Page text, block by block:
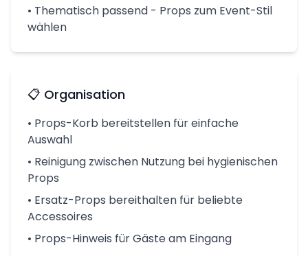
• Thematisch passend - Props zum Event-Stil
wählen
📋 Organisation
• Props-Korb bereitstellen für einfache
Auswahl
• Reinigung zwischen Nutzung bei hygienischen
Props
• Ersatz-Props bereithalten für beliebte
Accessoires
• Props-Hinweis für Gäste am Eingang